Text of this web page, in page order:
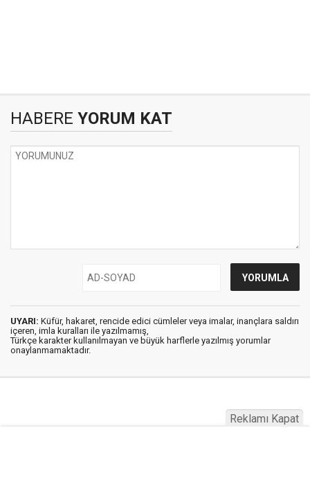
HABERE YORUM KAT
UYARI: Küfür, hakaret, rencide edici cümleler veya imalar, inançlara saldırı
içeren, imla kuralları ile yazılmamış,
Türkçe karakter kullanılmayan ve büyük harflerle yazılmış yorumlar
onaylanmamaktadır.
Reklamı Kapat